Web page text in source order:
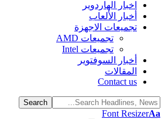
اخبار الهاردوير
أخبار الألعاب
تجميعات الاجهزة
تجميعات AMD
تجميعات Intel
أخبار السوفتوير
المقالات
Contact us
Font ResizerAa